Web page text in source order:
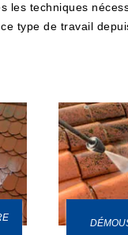
techniques
type de travail